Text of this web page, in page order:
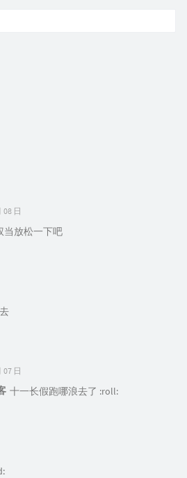
08 日
当放松一下吧
07 日
十一长假跑哪浪去了 :roll: